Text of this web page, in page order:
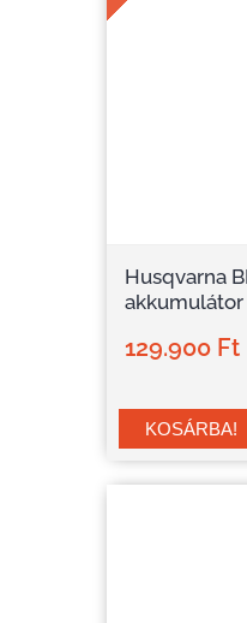
Husqvarna
akkumulátor
129.900 Ft